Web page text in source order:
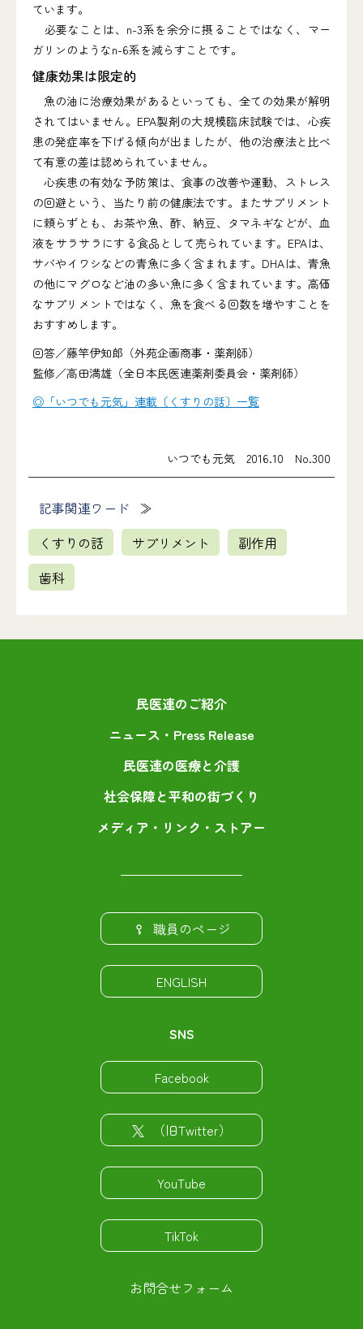
ています。
必要なことは、n-3系を余分に摂ることではなく、マー
ガリンのようなn-6系を減らすことです。
健康効果は限定的
魚の油に治療効果があるといっても、全ての効果が解明
されてはいません。EPA製剤の大規模臨床試験では、心疾
患の発症率を下げる傾向が出ましたが、他の治療法と比べ
て有意の差は認められていません。
心疾患の有効な予防策は、食事の改善や運動、ストレス
の回避という、当たり前の健康法です。またサプリメント
に頼らずとも、お茶や魚、酢、納豆、タマネギなどが、血
液をサラサラにする食品として売られています。EPAは、
サバやイワシなどの青魚に多く含まれます。DHAは、青魚
の他にマグロなど油の多い魚に多く含まれています。高価
なサプリメントではなく、魚を食べる回数を増やすことを
おすすめします。
回答／藤竿伊知郎（外苑企画商事・薬剤師）
監修／高田満雄（全日本民医連薬剤委員会・薬剤師）
◎「いつでも元気」連載〔くすりの話〕一覧
いつでも元気 2016.10 No.300
記事関連ワード
くすりの話
サプリメント
副作用
歯科
民医連のご紹介
ニュース・Press Release
民医連の医療と介護
社会保障と平和の街づくり
メディア・リンク・ストアー
職員のページ
ENGLISH
SNS
Facebook
（旧Twitter）
YouTube
TikTok
お問合せフォーム